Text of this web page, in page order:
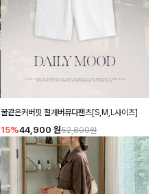
꿀같은커버핏 절개버뮤다팬츠[S,M,L사이즈]
15%44,900 원52,800원